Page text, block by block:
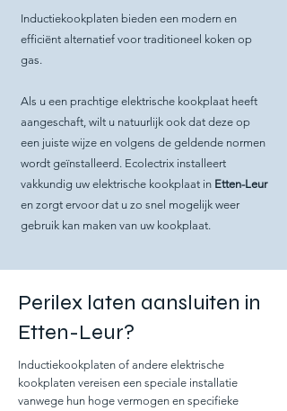
Inductiekookplaten bieden een modern en
efficiënt alternatief voor traditioneel koken op
gas.
Als u een prachtige elektrische kookplaat heeft
aangeschaft, wilt u natuurlijk ook dat deze op
een juiste wijze en volgens de geldende normen
wordt geïnstalleerd. Ecolectrix installeert
vakkundig uw elektrische kookplaat in Etten-Leur
en zorgt ervoor dat u zo snel mogelijk weer
gebruik kan maken van uw kookplaat.
Perilex laten aansluiten in
Etten-Leur?
Inductiekookplaten of andere elektrische
kookplaten vereisen een speciale installatie
vanwege hun hoge vermogen en specifieke